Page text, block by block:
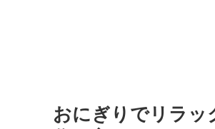
おにぎりでリラッ